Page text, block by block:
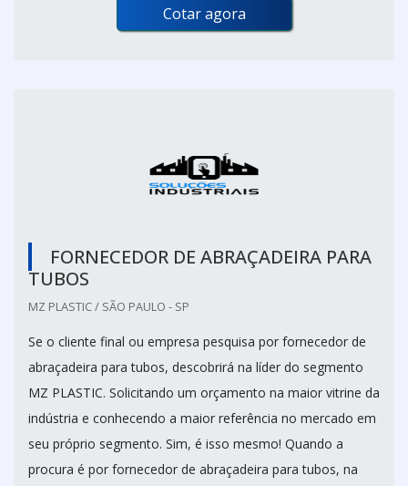
Cotar agora
FORNECEDOR DE ABRAÇADEIRA PARA
TUBOS
MZ PLASTIC / SÃO PAULO - SP
Se o cliente final ou empresa pesquisa por fornecedor de
abraçadeira para tubos, descobrirá na líder do segmento
MZ PLASTIC. Solicitando um orçamento na maior vitrine da
indústria e conhecendo a maior referência no mercado em
seu próprio segmento. Sim, é isso mesmo! Quando a
procura é por fornecedor de abraçadeira para tubos, na